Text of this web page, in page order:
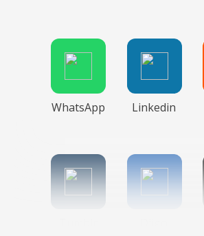
WhatsApp Linkedin